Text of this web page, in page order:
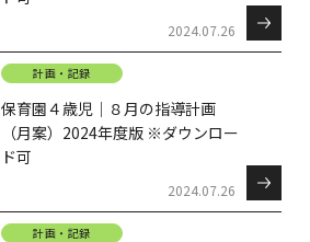
2024.07.26
計画・記録
保育園４歳児｜８月の指導計画
（月案）2024年度版 ※ダウンロー
ド可
2024.07.26
計画・記録